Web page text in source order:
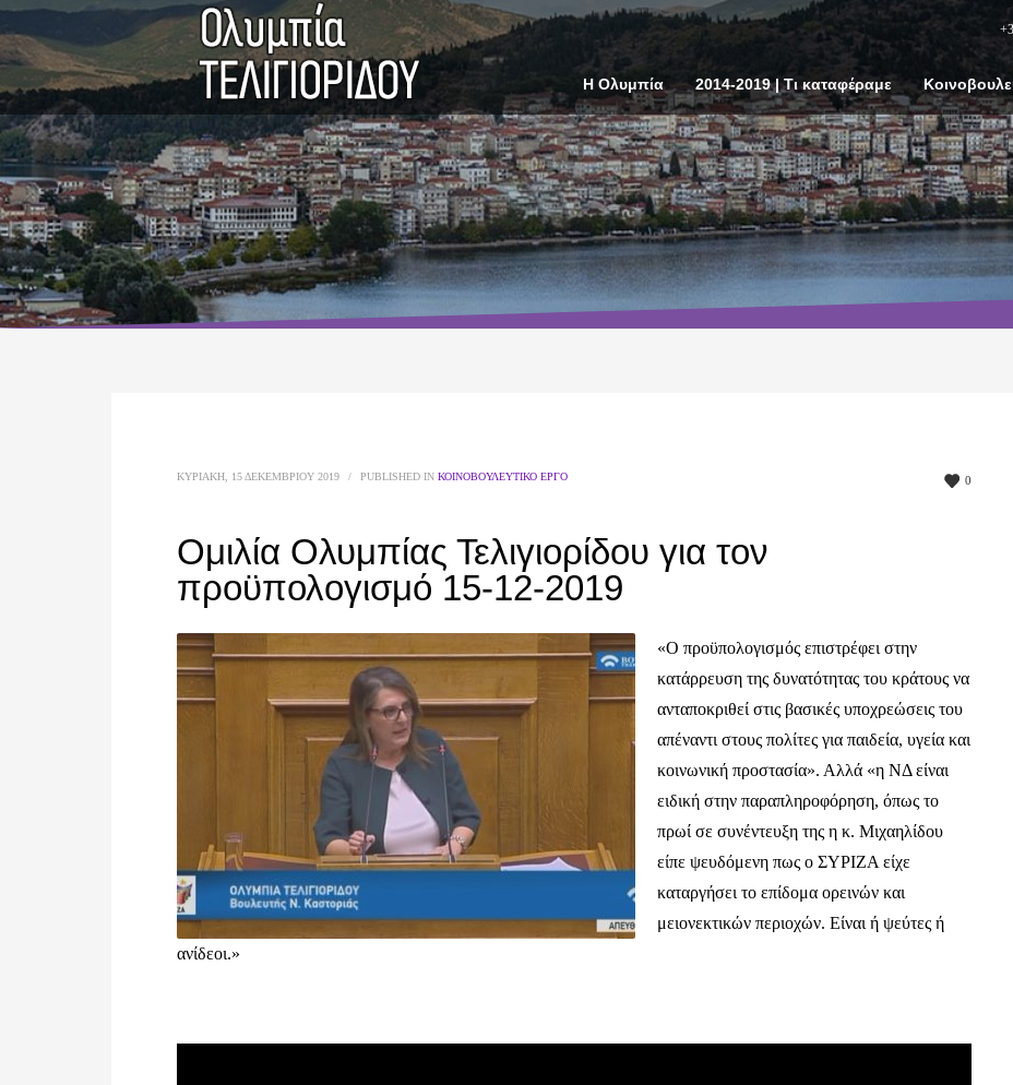
Η Ολυμπία 2014-2019 | Τι καταφέραμε
0
ΚΥΡΙΑΚΉ, 15 ΔΕΚΕΜΒΡΊΟΥ 2019 / PUBLISHED IN ΚΟΙΝΟΒΟΥΛΕΥΤΙΚΌ ΈΡΓΟ
Ομιλία Ολυμπίας Τελιγιορίδου για τον
προϋπολογισμό 15-12-2019
«Ο προϋπολογισμός επιστρέφει στην
κατάρρευση της δυνατότητας του κράτους να
ανταποκριθεί στις βασικές υποχρεώσεις του
απέναντι στους πολίτες για παιδεία, υγεία και
κοινωνική προστασία». Αλλά «η ΝΔ είναι
ειδική στην παραπληροφόρηση, όπως το
πρωί σε συνέντευξη της η κ. Μιχαηλίδου
είπε ψευδόμενη πως ο ΣΥΡΙΖΑ είχε
καταργήσει το επίδομα ορεινών και
μειονεκτικών περιοχών. Είναι ή ψεύτες ή
ανίδεοι.»